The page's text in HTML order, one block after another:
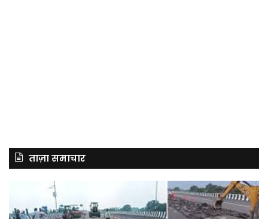
ताज़ा समाचार